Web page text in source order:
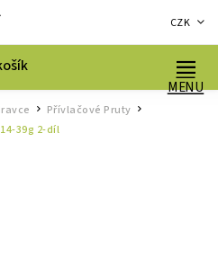
CZK
Přívlačové Pruty
39g 2-díl